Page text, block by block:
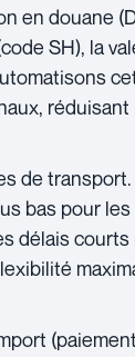
en douane
SH), la
de
bas pour
délais